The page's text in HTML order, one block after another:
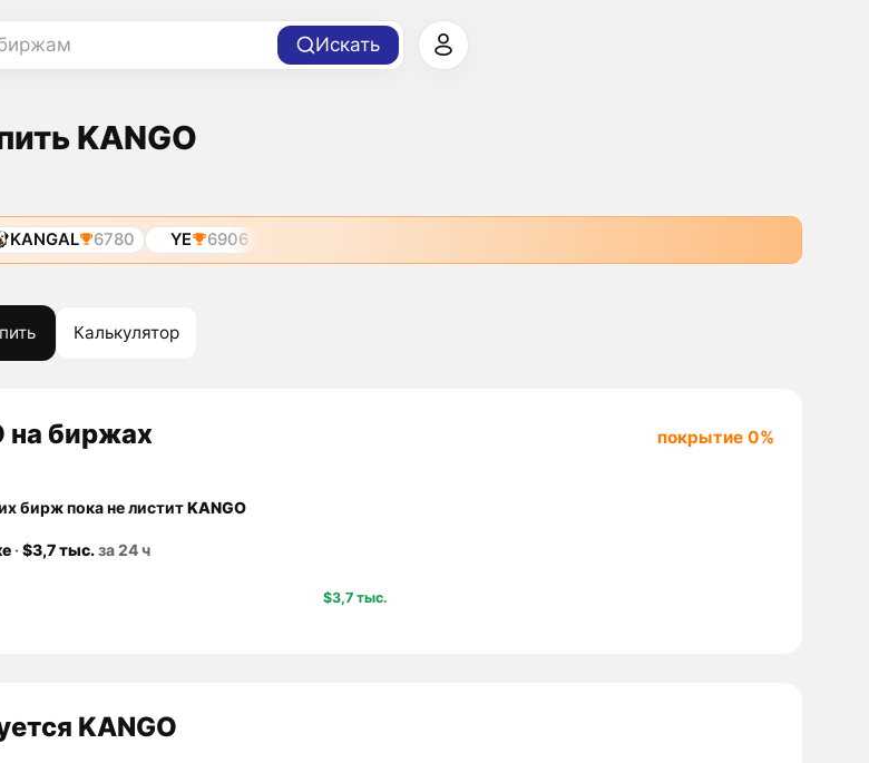
Искать
KANGO
KANGAL 6780 YE 6906
Калькулятор
на биржах покрытие 0%
бирж пока не листитKANGO
·$3,7 тыс.за 24 ч
$3,7 тыс.
KANGO